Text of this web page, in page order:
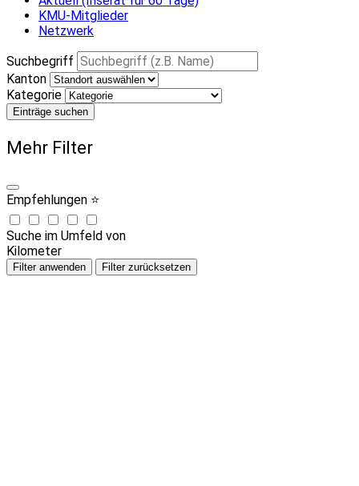
KMU-Mitglieder
Netzwerk
Suchbegriff
Kanton
Kategorie
Einträge suchen
Mehr Filter
Empfehlungen ⭐
Suche im Umfeld von
Kilometer
Filter anwenden Filter zurücksetzen